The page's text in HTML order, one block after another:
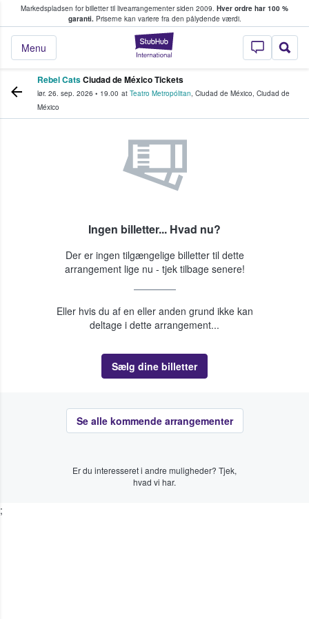
Markedspladsen for billetter til livearrangementer siden 2009. Hver ordre har 100 %
garanti.Priserne kan variere fra den pålydende værdi.
StubHub - Hvor
Menu
køber og sælger billetter
Rebel CatsCiudad de México Tickets
lør. 26. sep. 2026 • 19.00 at Teatro Metropólitan, Ciudad de México, Ciudad de
México
Ingen billetter... Hvad nu?
Der er ingen tilgængelige billetter til dette
arrangement lige nu - tjek tilbage senere!
Eller hvis du af en eller anden grund ikke kan
deltage i dette arrangement...
Sælg dine billetter
Se alle kommende arrangementer
Er du interesseret i andre muligheder? Tjek,
hvad vi har.
;